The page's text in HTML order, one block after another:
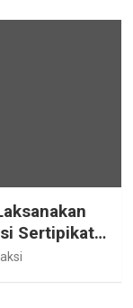
Sertipikat
Mentawai